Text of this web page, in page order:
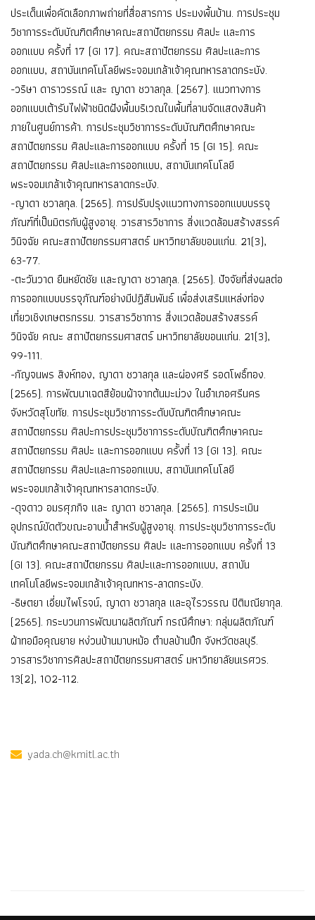
ประเด็นเพื่อคัดเลือกภาพถ่ายที่สื่อสารการ ประมงพื้นบ้าน. การประชุม
วิชาการระดับบัณฑิตศึกษาคณะสถาปัตยกรรม ศิลปะ และการ
ออกแบบ ครั้งที่ 17 (GI 17). คณะสถาปัตยกรรม ศิลปะและการ
ออกแบบ, สถาบันเทคโนโลยีพระจอมเกล้าเจ้าคุณทหารลาดกระบัง.
-วริษา ดาราวรรณ์ และ ญาดา ชวาลกุล. (2567). แนวทางการ
ออกแบบเต้ารับไฟฟ้าชนิดฝังพื้นบริเวณในพื้นที่ลานจัดแสดงสินค้า
ภายในศูนย์การค้า. การประชุมวิชาการระดับบัณฑิตศึกษาคณะ
สถาปัตยกรรม ศิลปะและการออกแบบ ครั้งที่ 15 (GI 15). คณะ
สถาปัตยกรรม ศิลปะและการออกแบบ, สถาบันเทคโนโลยี
พระจอมเกล้าเจ้าคุณทหารลาดกระบัง.
-ญาดา ชวาลกุล. (2565). การปรับปรุงแนวทางการออกแบบบรรจุ
ภัณฑ์ที่เป็นมิตรกับผู้สูงอายุ. วารสารวิชาการ สิ่งแวดล้อมสร้างสรรค์
วินิจฉัย คณะสถาปัตยกรรมศาสตร์ มหาวิทยาลัยขอนแก่น. 21(3),
63-77.
-ตะวันวาด ยืนหยัดชัย และญาดา ชวาลกุล. (2565). ปัจจัยที่ส่งผลต่อ
การออกแบบบรรจุภัณฑ์อย่างมีปฏิสัมพันธ์ เพื่อส่งเสริมแหล่งท่อง
เที่ยวเชิงเกษตรกรรม. วารสารวิชาการ สิ่งแวดล้อมสร้างสรรค์
วินิจฉัย คณะ สถาปัตยกรรมศาสตร์ มหาวิทยาลัยขอนแก่น. 21(3),
99-111.
-กัญจนพร สิงห์ทอง, ญาดา ชวาลกุล และผ่องศรี รอดโพธิ์ทอง.
(2565). การพัฒนาเฉดสีย้อมผ้าจากต้นมะม่วง ในอำเภอศรีนคร
จังหวัดสุโขทัย. การประชุมวิชาการระดับบัณฑิตศึกษาคณะ
สถาปัตยกรรม ศิลปะการประชุมวิชาการระดับบัณฑิตศึกษาคณะ
สถาปัตยกรรม ศิลปะ และการออกแบบ ครั้งที่ 13 (GI 13). คณะ
สถาปัตยกรรม ศิลปะและการออกแบบ, สถาบันเทคโนโลยี
พระจอมเกล้าเจ้าคุณทหารลาดกระบัง.
-ดุจดาว อมรศุภกิจ และ ญาดา ชวาลกุล. (2565). การประเมิน
อุปกรณ์ขัดตัวขณะอาบน้ำสำหรับผู้สูงอายุ. การประชุมวิชาการระดับ
บัณฑิตศึกษาคณะสถาปัตยกรรม ศิลปะ และการออกแบบ ครั้งที่ 13
(GI 13). คณะสถาปัตยกรรม ศิลปะและการออกแบบ, สถาบัน
เทคโนโลยีพระจอมเกล้าเจ้าคุณทหาร-ลาดกระบัง.
-ธิษตยา เอี่ยมไพโรจน์, ญาดา ชวาลกุล และอุไรวรรณ ปิติมณียากุล.
(2565). กระบวนการพัฒนาผลิตภัณฑ์ กรณีศึกษา: กลุ่มผลิตภัณฑ์
ผ้าทอมือคุณยาย หง่วนบ้านมาบหม้อ ตำบลบ้านปึก จังหวัดชลบุรี.
วารสารวิชาการศิลปะสถาปัตยกรรมศาสตร์ มหาวิทยาลัยนเรศวร.
13(2), 102-112.
yada.ch@kmitl.ac.th